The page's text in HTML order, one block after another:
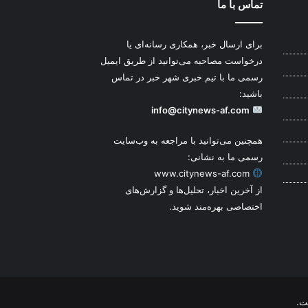
تماس با ما
برای ارسال خبر، همکاری رسانه‌ای یا
درخواست مصاحبه می‌توانید از طریق ایمیل
رسمی ما با تیم خبری شهر خبر در تماس
باشید:
info@citynews-af.com
همچنین می‌توانید با مراجعه به وب‌سایت
رسمی ما به نشانی:
www.citynews-af.com
از آخرین اخبار، تحلیل‌ها و گزارش‌های
اختصاصی بهره‌مند شوید.